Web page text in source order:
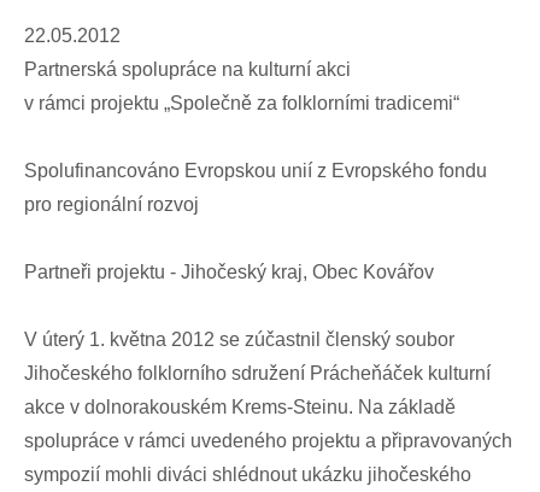
22.05.2012
Partnerská spolupráce na kulturní akci
v rámci projektu „Společně za folklorními tradicemi“
Spolufinancováno Evropskou unií z Evropského fondu
pro regionální rozvoj
Partneři projektu - Jihočeský kraj, Obec Kovářov
V úterý 1. května 2012 se zúčastnil členský soubor
Jihočeského folklorního sdružení Prácheňáček kulturní
akce v dolnorakouském Krems-Steinu. Na základě
spolupráce v rámci uvedeného projektu a připravovaných
sympozií mohli diváci shlédnout ukázku jihočeského